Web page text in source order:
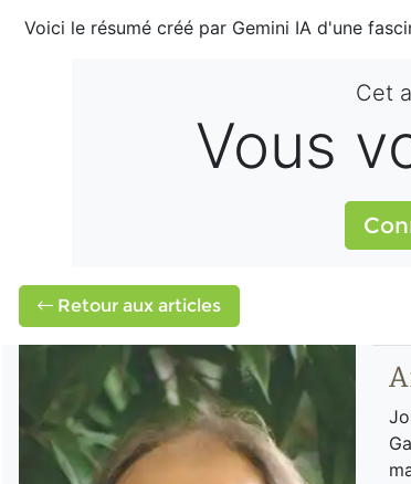
Voici le résumé créé par Gemini IA d'une
Cet
Vous
Retour aux articles